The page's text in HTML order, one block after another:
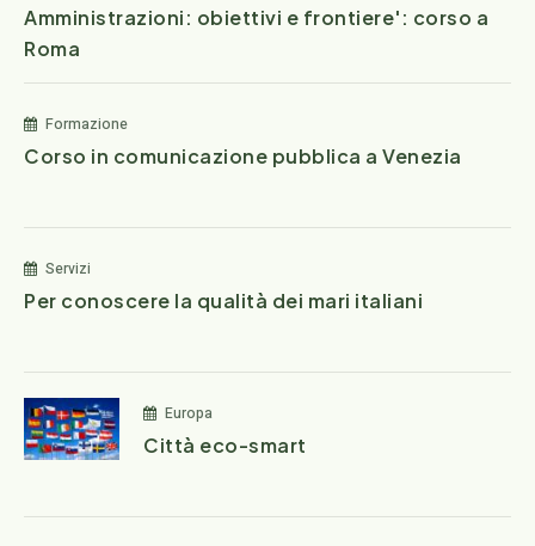
Amministrazioni: obiettivi e frontiere': corso a
Roma
Formazione
Corso in comunicazione pubblica a Venezia
Servizi
Per conoscere la qualità dei mari italiani
Europa
Città eco-smart